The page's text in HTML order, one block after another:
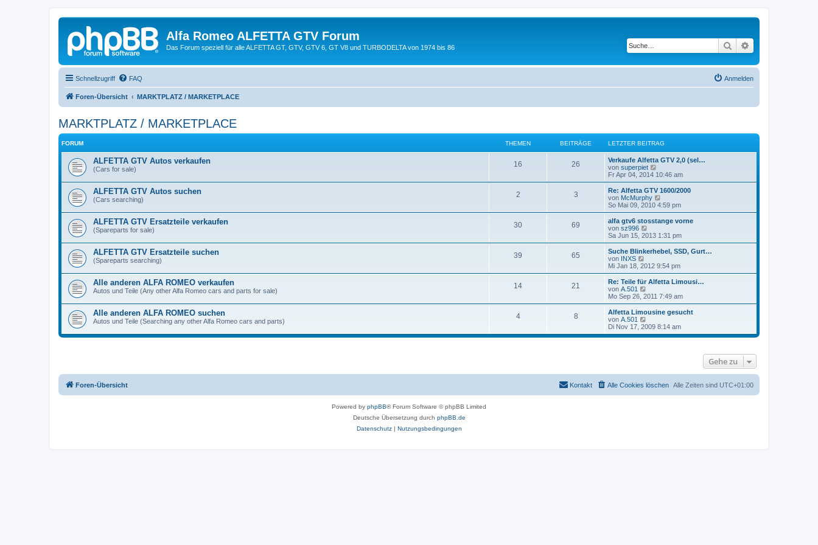
Alfa Romeo ALFETTA GTV Forum
Das Forum speziell für alle ALFETTA GT, GTV, GTV 6, GT V8 und TURBODELTA von 1974 bis 86 Suche
Schnellzugriff FAQ Anmelden
Foren-Übersicht MARKTPLATZ / MARKETPLACE
MARKTPLATZ / MARKETPLACE
FORUM THEMEN BEITRÄGE LETZTER BEITRAG
ALFETTA GTV Autos verkaufen
(Cars for sale)
16 26
Verkaufe Alfetta GTV 2,0 (sel…
von superpiet
e
u
e
s
t
B
e
r
g
Fr Apr 04, 2014 10:46 am
ALFETTA GTV Autos suchen
(Cars searching)
2 3
Re: Alfetta GTV 1600/2000
von McMurphy
e
u
e
t
r
B
e
i
r
g
So Mai 09, 2010 4:59 pm
ALFETTA GTV Ersatzteile verkaufen
(Spareparts for sale)
30 69
alfa gtv6 stosstange vorne
von sz996
e
u
e
t
r
B
e
i
r
g
Sa Jun 15, 2013 1:31 pm
ALFETTA GTV Ersatzteile suchen
(Spareparts searching)
39 65
Suche Blinkerhebel, SSD, Gurt…
von INXS
e
u
e
s
t
B
e
i
t
Mi Jan 18, 2012 9:54 pm
Alle anderen ALFA ROMEO verkaufen
Autos und Teile (Any other Alfa Romeo cars and parts for sale)
14 21
Re: Teile für Alfetta Limousi…
von A.501
e
u
e
t
r
r
a
Mo Sep 26, 2011 7:49 am
Alle anderen ALFA ROMEO suchen
Autos und Teile (Searching any other Alfa Romeo cars and parts)
4 8
Alfetta Limousine gesucht
von A.501
e
u
e
Di Nov 17, 2009 8:14 am
Gehe zu
Foren-Übersicht Alle Zeiten sind UTC+01:00
Alle Cookies löschen
Kontakt
Powered by phpBB® Forum Software © phpBB Limited
Deutsche Übersetzung durch phpBB.de
Datenschutz| Nutzungsbedingungen